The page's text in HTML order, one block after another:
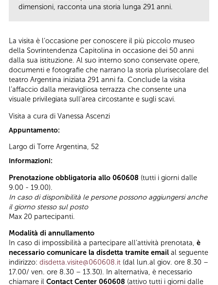
dimensioni, racconta una storia lunga 291 anni.
La visita è l’occasione per conoscere il più piccolo museo
della Sovrintendenza Capitolina in occasione dei 50 anni
dalla sua istituzione. Al suo interno sono conservate opere,
documenti e fotografie che narrano la storia plurisecolare del
teatro Argentina iniziata 291 anni fa. Conclude la visita
l’affaccio dalla meravigliosa terrazza che consente una
visuale privilegiata sull’area circostante e sugli scavi.
Visita a cura di Vanessa Ascenzi
Appuntamento:
Largo di Torre Argentina, 52
Informazioni:
Prenotazione obbligatoria allo 060608 (tutti i giorni dalle
9.00 - 19.00).
In caso di disponibilità le persone possono aggiungersi anche
il giorno stesso sul posto
Max 20 partecipanti.
Modalità di annullamento
In caso di impossibilità a partecipare all’attività prenotata, è
necessario comunicare la disdetta tramite email al seguente
indirizzo: disdetta.visite@060608.it (dal lun.al giov. ore 8.30 –
17.00/ ven. ore 8.30 – 13.30). In alternativa, è necessario
chiamare il Contact Center 060608 (attivo tutti i giorni dalle